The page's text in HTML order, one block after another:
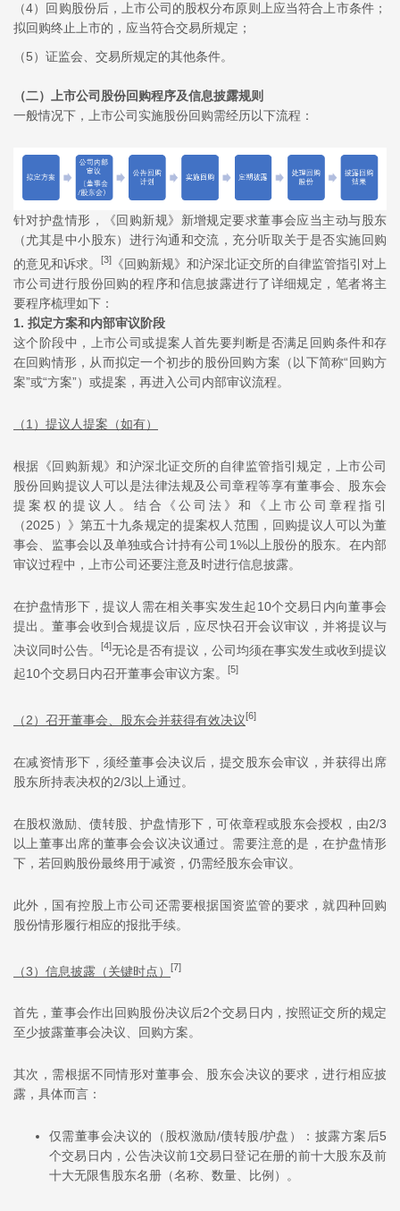
（4）回购股份后，上市公司的股权分布原则上应当符合上市条件；
拟回购终止上市的，应当符合交易所规定；
（5）证监会、交易所规定的其他条件。
（二）上市公司股份回购程序及信息披露规则
一般情况下，上市公司实施股份回购需经历以下流程：
针对护盘情形，《回购新规》新增规定要求董事会应当主动与股东
（尤其是中小股东）进行沟通和交流，充分听取关于是否实施回购
的意见和诉求。
[3]
《回购新规》和沪深北证交所的自律监管指引对上
市公司进行股份回购的程序和信息披露进行了详细规定，笔者将主
要程序梳理如下：
1. 拟定方案和内部审议阶段
这个阶段中，上市公司或提案人首先要判断是否满足回购条件和存
在回购情形，从而拟定一个初步的股份回购方案（以下简称“回购方
案”或“方案”）或提案，再进入公司内部审议流程。
（1）提议人提案（如有）
根据《回购新规》和沪深北证交所的自律监管指引规定，上市公司
股份回购提议人可以是法律法规及公司章程等享有董事会、股东会
提案权的提议人。结合《公司法》和《上市公司章程指引
（2025）》第五十九条规定的提案权人范围，回购提议人可以为董
事会、监事会以及单独或合计持有公司1%以上股份的股东。在内部
审议过程中，上市公司还要注意及时进行信息披露。
在护盘情形下，提议人需在相关事实发生起10个交易日内向董事会
提出。董事会收到合规提议后，应尽快召开会议审议，并将提议与
决议同时公告。
[4]无论是否有提议，公司均须在事实发生或收到提议
起10个交易日内召开董事会审议方案。
[5]
（2）召开董事会、股东会并获得有效决议[6]
在减资情形下，须经董事会决议后，提交股东会审议，并获得出席
股东所持表决权的2/3以上通过。
在股权激励、债转股、护盘情形下，可依章程或股东会授权，由2/3
以上董事出席的董事会会议决议通过。需要注意的是，在护盘情形
下，若回购股份最终用于减资，仍需经股东会审议。
此外，国有控股上市公司还需要根据国资监管的要求，就四种回购
股份情形履行相应的报批手续。
（3）信息披露（关键时点） [7]
首先，董事会作出回购股份决议后2个交易日内，按照证交所的规定
至少披露董事会决议、回购方案。
其次，需根据不同情形对董事会、股东会决议的要求，进行相应披
露，具体而言：
仅需董事会决议的（股权激励/债转股/护盘）：披露方案后5
个交易日内，公告决议前1交易日登记在册的前十大股东及前
十大无限售股东名册（名称、数量、比例）。